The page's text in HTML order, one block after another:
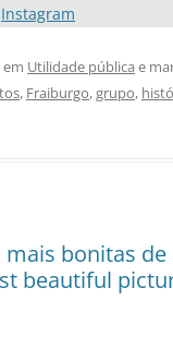
Instagram
Utilidade pública e
, Fraiburgo,grupo,
bonitas
beautiful